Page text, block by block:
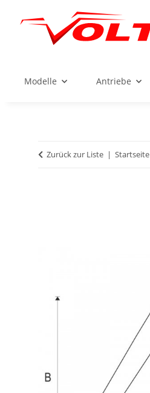
Modelle Antriebe
Zurück zur Liste Startseite